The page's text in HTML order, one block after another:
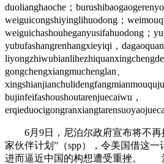
duolianghaoche；
weiguicongshiyinglihuodong；
weiguichashouheganyusifahuodong；
yubufashangrenhangxieyiqi，
gongchengxiangmuchenglan、
bujinfeifashoushoutarenjuecaiwu，
6月9日，尼泊尔政府宣布将不再
家伙伴计划”（spp），令美国借这
进而逼近中国的构想遭受重挫。